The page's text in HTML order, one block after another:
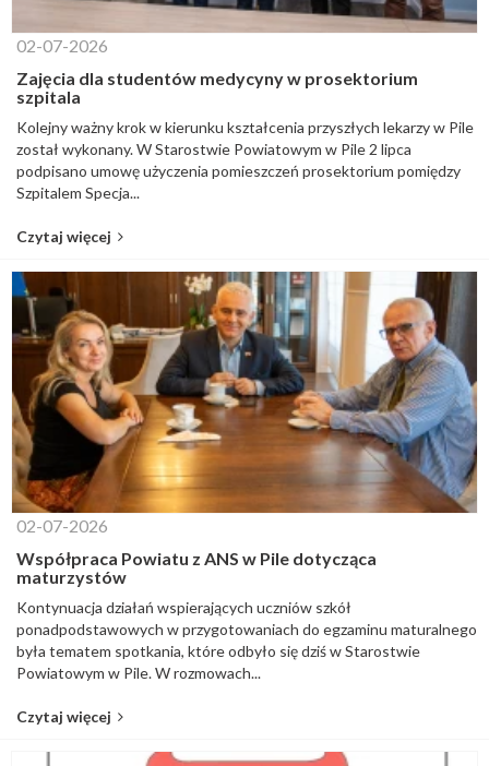
02-07-2026
Zajęcia dla studentów medycyny w prosektorium
szpitala
Kolejny ważny krok w kierunku kształcenia przyszłych lekarzy w Pile
został wykonany. W Starostwie Powiatowym w Pile 2 lipca
podpisano umowę użyczenia pomieszczeń prosektorium pomiędzy
Szpitalem Specja...
Czytaj więcej
02-07-2026
Współpraca Powiatu z ANS w Pile dotycząca
maturzystów
Kontynuacja działań wspierających uczniów szkół
ponadpodstawowych w przygotowaniach do egzaminu maturalnego
była tematem spotkania, które odbyło się dziś w Starostwie
Powiatowym w Pile. W rozmowach...
Czytaj więcej